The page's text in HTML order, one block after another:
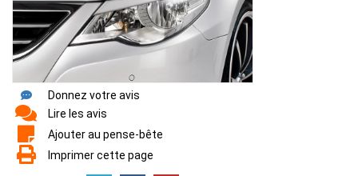
Donnez votre avis
Lire les avis
Ajouter au pense-bête
Imprimer cette page